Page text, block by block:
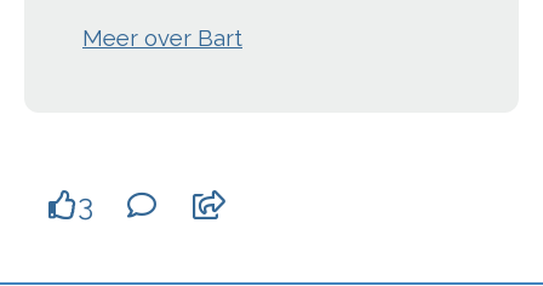
Meer over Bart
3